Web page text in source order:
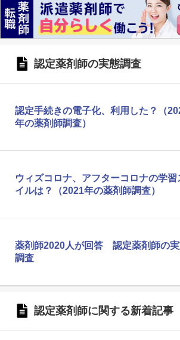
認定薬剤師の実態調査
認定手続きの電子化、利用した？（
年の薬剤師調査）
ウィズコロナ、アフターコロナの学習
イルは？（2021年の薬剤師調査）
薬剤師2020人が回答 認定薬剤師の
調査
認定薬剤師に関する新着記事